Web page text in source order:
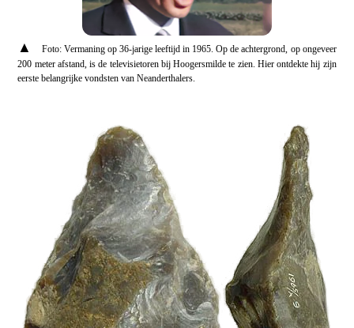
▲
Foto: Vermaning op 36-jarige leeftijd in 1965. Op de achtergrond, op ongeveer
200 meter afstand, is de televisietoren bij Hoogersmilde te zien. Hier ontdekte hij zijn
eerste belangrijke vondsten van Neanderthalers.